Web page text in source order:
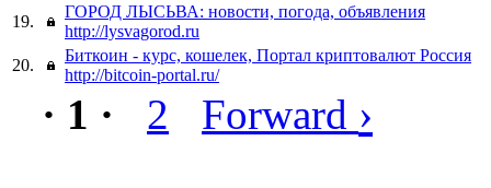
19.
ГОРОД ЛЫСЬВА: новости, погода, объявления
http://lysvagorod.ru
20.
Биткоин - курс, кошелек, Портал криптовалют Россия
http://bitcoin-portal.ru/
· 1 · 2 Forward ›